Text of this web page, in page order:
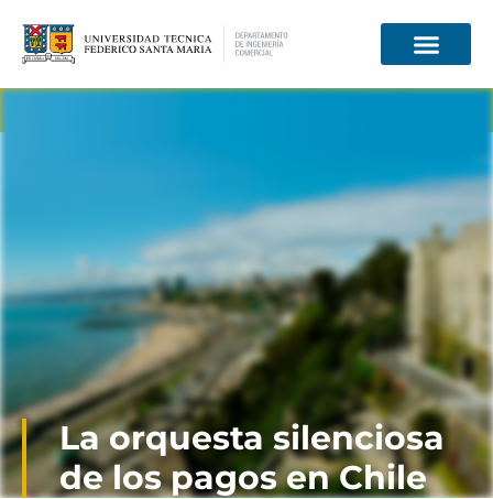
La orquesta silenciosa
de los pagos en Chile